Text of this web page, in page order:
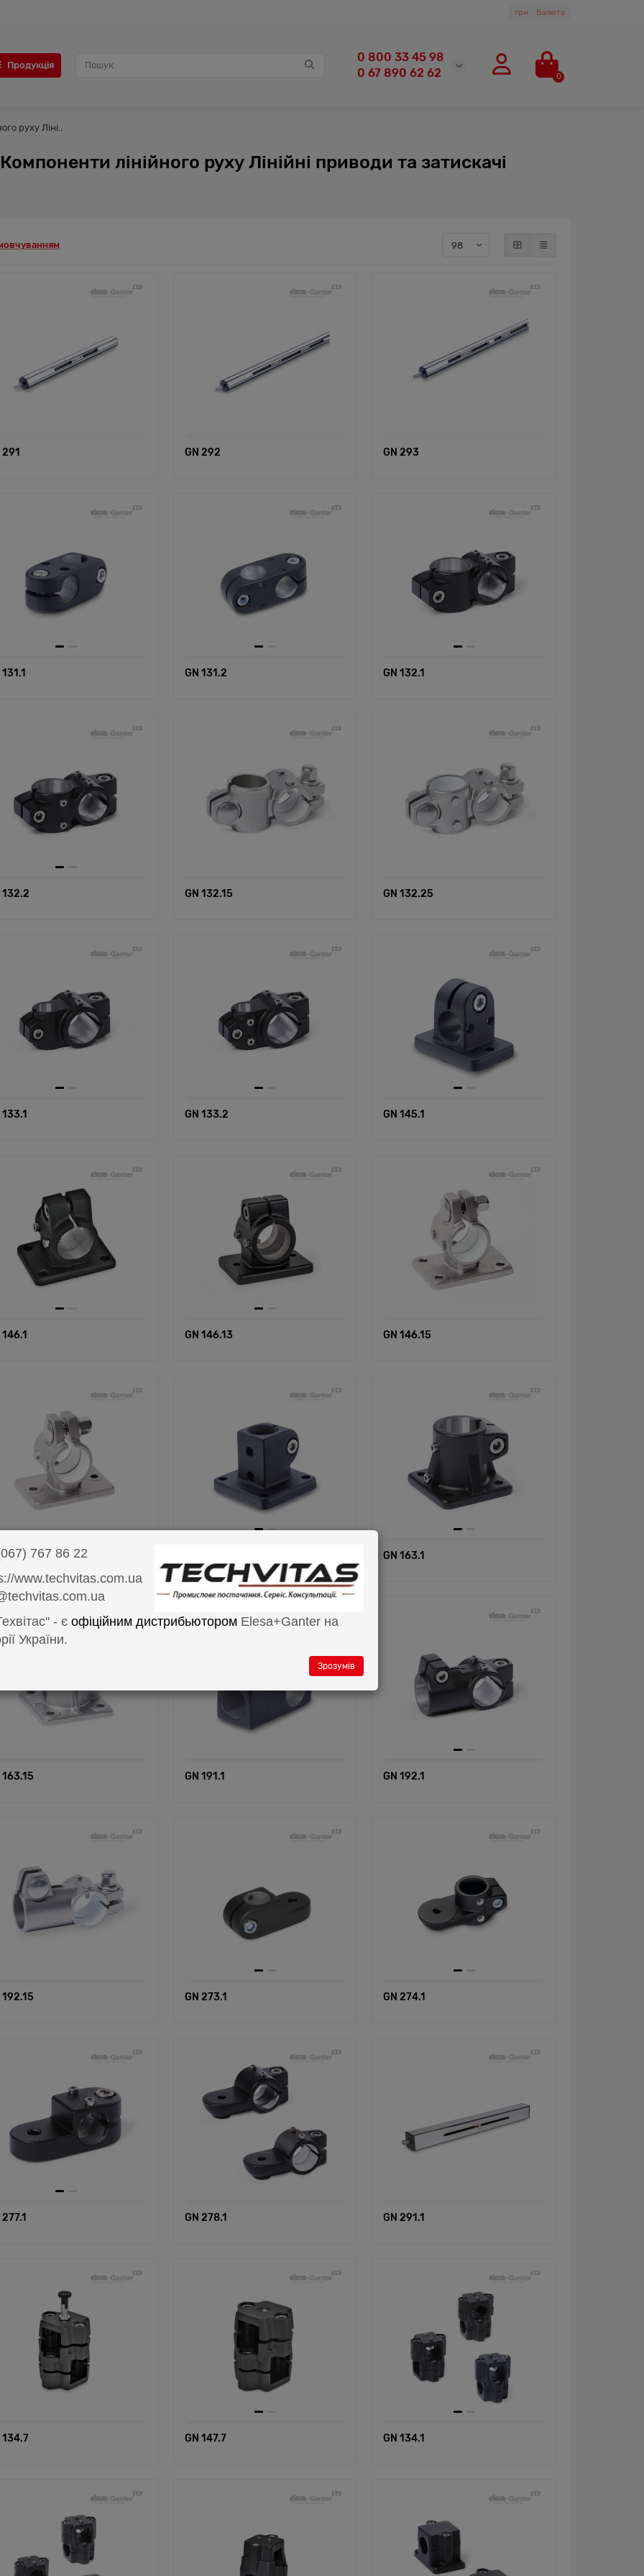
грн. Валюта
Продукція
0 800 33 45 98
0 67 890 62 62
0
руху Ліні..
лінійного руху Лінійні приводи та затискачі
291 GN 292 GN 293
GN 131.2 GN 132.1
132.2 GN 132.15 GN 132.25
GN 133.2 GN 145.1
GN 146.13 GN 146.15
146.16 GN 163.1
163.15 GN 191.1 GN 192.1
192.15 GN 273.1 GN 274.1
GN 278.1 GN 291.1
134.7 GN 147.7 GN 134.1
767 86 22
www.techvitas.com.ua
- є офіційним дистрибьюторомElesa+Ganter на
України.
Зрозумів